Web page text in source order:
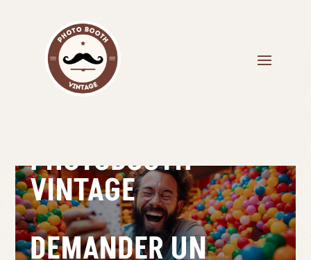
PHOTOBOOTH
VINTAGE
DEMANDER UN